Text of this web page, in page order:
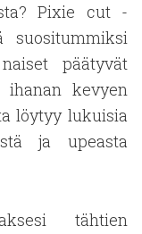
Pixie cut -
suositummiksi
päätyvät
kevyen
löytyy lukuisia
ja upeasta
tähtien